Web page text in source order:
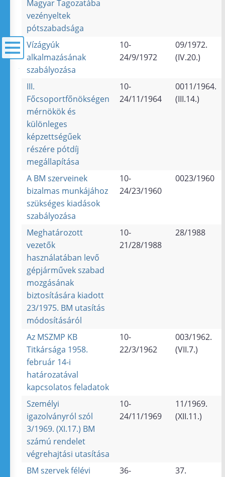
Magyar Tagozatába
vezényeltek
pótszabadsága
Vízágyúk
alkalmazásának
szabályozása
10-
24/9/1972
09/1972.
(IV.20.)
III.
Főcsoportfőnökségen
mérnökök és
különleges
képzettségűek
részére pótdíj
megállapítása
10-
24/11/1964
0011/1964.
(III.14.)
A BM szerveinek
bizalmas munkájához
szükséges kiadások
szabályozása
10-
24/23/1960
0023/1960
Meghatározott
vezetők
használatában levő
gépjárművek szabad
mozgásának
biztosítására kiadott
23/1975. BM utasítás
módosításáról
10-
21/28/1988
28/1988
Az MSZMP KB
Titkársága 1958.
február 14-i
határozatával
kapcsolatos feladatok
10-
22/3/1962
003/1962.
(VII.7.)
Személyi
igazolványról szól
3/1969. (XI.17.) BM
számú rendelet
végrehajtási utasítása
10-
24/11/1969
11/1969.
(XII.11.)
BM szervek félévi
36-
37.